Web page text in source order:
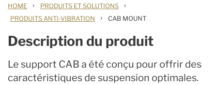
HOME › PRODUITS ET SOLUTIONS ›
PRODUITS ANTI-VIBRATION › CAB MOUNT
Description du produit
Le support CAB a été conçu pour offrir des
caractéristiques de suspension optimales.